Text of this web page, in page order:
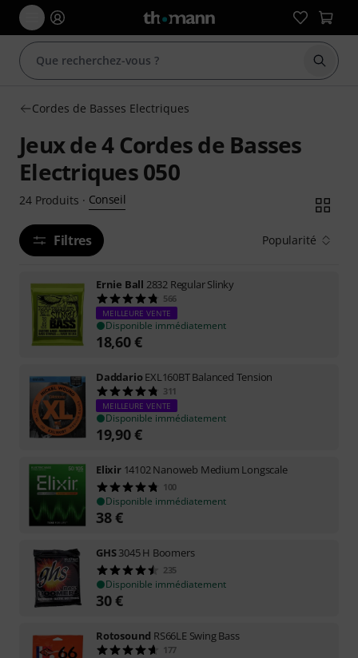
Cordes de Basses Electriques
Jeux de 4 Cordes de Basses
Electriques 050
24 Produits · Conseil
Filtres Popularité
Ernie Ball 2832 Regular Slinky
566
MEILLEURE VENTE
Disponible immédiatement
18,60€
DaddarioEXL160BT Balanced Tension
311
MEILLEURE VENTE
Disponible immédiatement
19,90€
Elixir 14102 Nanoweb Medium Longscale
100
Disponible immédiatement
38€
GHS3045 H Boomers
235
Disponible immédiatement
30€
Rotosound RS66LE Swing Bass
177